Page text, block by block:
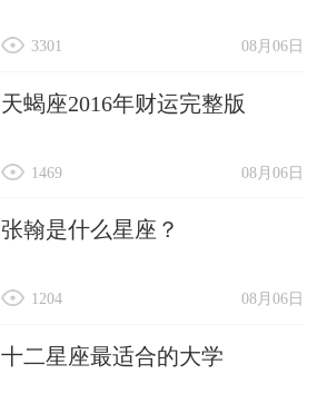
08月06日
3301
天蝎座2016年财运完整版
08月06日
1469
张翰是什么星座？
08月06日
1204
十二星座最适合的大学